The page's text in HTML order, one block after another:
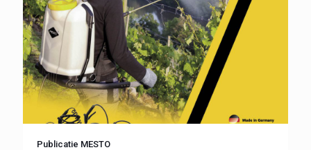
Publicatie MESTO